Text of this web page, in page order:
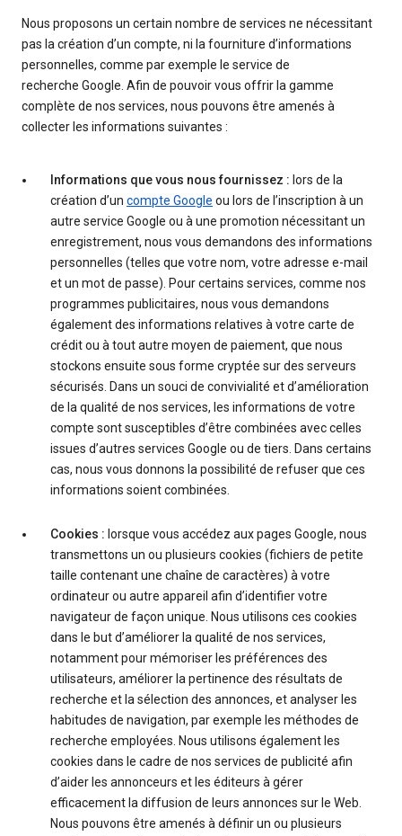
Nous proposons un certain nombre de services ne nécessitant
pas la création d’un compte, ni la fourniture d’informations
personnelles, comme par exemple le service de
recherche Google. Afin de pouvoir vous offrir la gamme
complète de nos services, nous pouvons être amenés à
collecter les informations suivantes :
Informations que vous nous fournissez : lors de la
création d’un compte Google ou lors de l’inscription à un
autre service Google ou à une promotion nécessitant un
enregistrement, nous vous demandons des informations
personnelles (telles que votre nom, votre adresse e-mail
et un mot de passe). Pour certains services, comme nos
programmes publicitaires, nous vous demandons
également des informations relatives à votre carte de
crédit ou à tout autre moyen de paiement, que nous
stockons ensuite sous forme cryptée sur des serveurs
sécurisés. Dans un souci de convivialité et d’amélioration
de la qualité de nos services, les informations de votre
compte sont susceptibles d’être combinées avec celles
issues d’autres services Google ou de tiers. Dans certains
cas, nous vous donnons la possibilité de refuser que ces
informations soient combinées.
Cookies : lorsque vous accédez aux pages Google, nous
transmettons un ou plusieurs cookies (fichiers de petite
taille contenant une chaîne de caractères) à votre
ordinateur ou autre appareil afin d’identifier votre
navigateur de façon unique. Nous utilisons ces cookies
dans le but d’améliorer la qualité de nos services,
notamment pour mémoriser les préférences des
utilisateurs, améliorer la pertinence des résultats de
recherche et la sélection des annonces, et analyser les
habitudes de navigation, par exemple les méthodes de
recherche employées. Nous utilisons également les
cookies dans le cadre de nos services de publicité afin
d’aider les annonceurs et les éditeurs à gérer
efficacement la diffusion de leurs annonces sur le Web.
Nous pouvons être amenés à définir un ou plusieurs